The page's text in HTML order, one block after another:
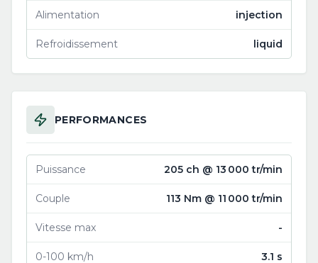
Alimentation injection
Refroidissement liquid
PERFORMANCES
Puissance 205 ch @ 13 000 tr/min
Couple 113 Nm @ 11 000 tr/min
Vitesse max -
0-100 km/h 3.1 s